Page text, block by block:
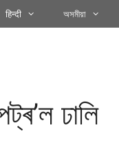
हिन्दी অসমীয়া
ঢালি